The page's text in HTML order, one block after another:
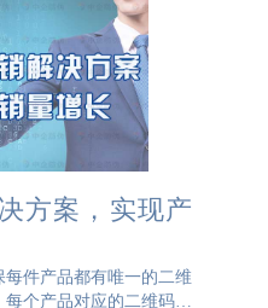
方案，实现产
件产品都有唯一的二维
个产品对应的二维码可